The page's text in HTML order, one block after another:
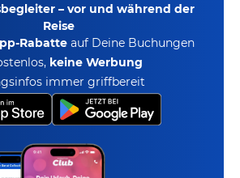
– vor und während der
Reise
Rabatte auf Deine Buchungen
keine Werbung
immer griffbereit